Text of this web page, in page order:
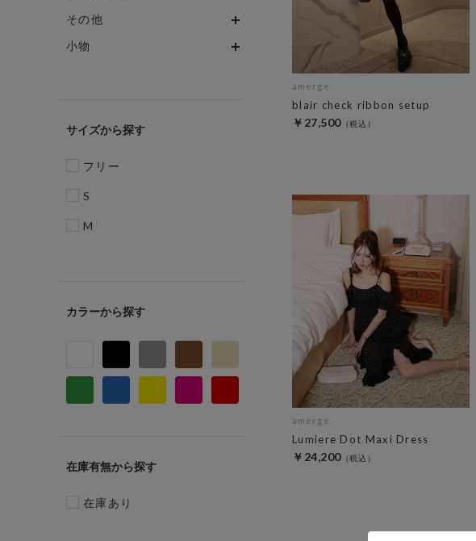
その他
小物
サイズ
フリー
S
M
カラー
在庫有無
在庫あり
amerge.
blair check ribbon setup
￥27,500
amerge.
Lumiere Dot Maxi Dress
￥24,200